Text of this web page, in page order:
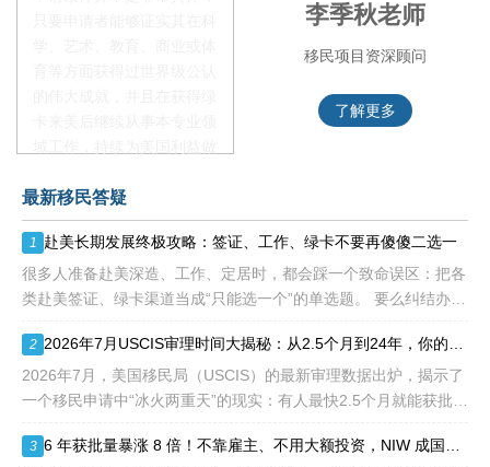
额占全球移民签证配额的
28.6%，即大约4万个移民
签证，都会用于满足"优
先"移民类别的申请。EB1A
不需要雇主支持、不用办理
等的限制，所以也愈来愈受
到中国杰出人才的青睐。
李季秋老师
移民项目资深顾问
了解更多
最新移民答疑
1
赴美长期发展终极攻略：签证、工作、绿卡不要再傻傻二选一
很多人准备赴美深造、工作、定居时，都会踩一个致命误区：把各
类赴美签证、绿卡渠道当成“只能选一个”的单选题。 要么纠结办哪
突、白白浪费几年
2
2026年7月，美国移民局（USCIS）的最新审理数据出炉，揭示了
一个移民申请中“冰火两重天”的现实：有人最快2.5个月就能获批，
一
3